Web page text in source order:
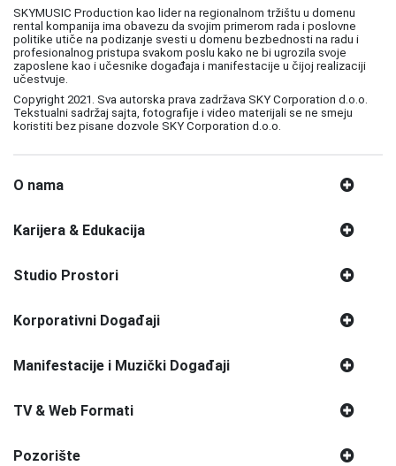
SKYMUSIC Production kao lider na regionalnom tržištu u domenu
rental kompanija ima obavezu da svojim primerom rada i poslovne
politike utiče na podizanje svesti u domenu bezbednosti na radu i
profesionalnog pristupa svakom poslu kako ne bi ugrozila svoje
zaposlene kao i učesnike događaja i manifestacije u čijoj realizaciji
učestvuje.
Copyright 2021. Sva autorska prava zadržava SKY Corporation d.o.o.
Tekstualni sadržaj sajta, fotografije i video materijali se ne smeju
koristiti bez pisane dozvole SKY Corporation d.o.o.
O nama
Karijera & Edukacija
Studio Prostori
Korporativni Događaji
Manifestacije i Muzički Događaji
TV & Web Formati
Pozorište